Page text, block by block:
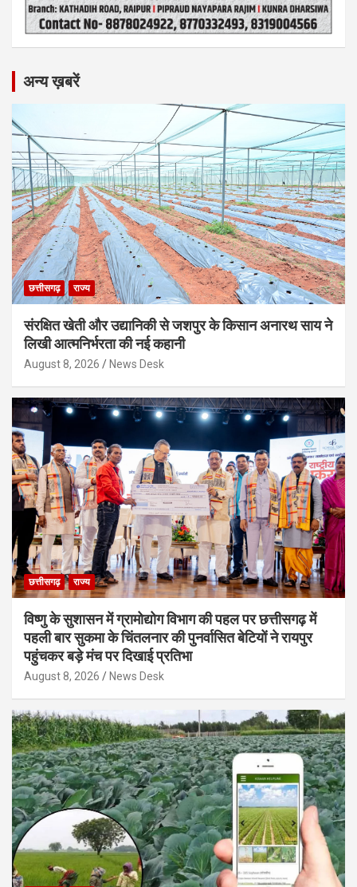
अन्य ख़बरें
छत्तीसगढ़ राज्य
संरक्षित खेती और उद्यानिकी से जशपुर के किसान अनारथ साय ने
लिखी आत्मनिर्भरता की नई कहानी
August 8, 2026 News Desk
छत्तीसगढ़ राज्य
विष्णु के सुशासन में ग्रामोद्योग विभाग की पहल पर छत्तीसगढ़ में
पहली बार सुकमा के चिंतलनार की पुनर्वासित बेटियों ने रायपुर
पहुंचकर बड़े मंच पर दिखाई प्रतिभा
August 8, 2026 News Desk